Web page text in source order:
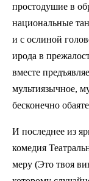
простодушие в
национальные
и с ослиной
ирода в
вместе
мультиязычное,
бесконечно
И последнее из
комедия
меру (Это твоя